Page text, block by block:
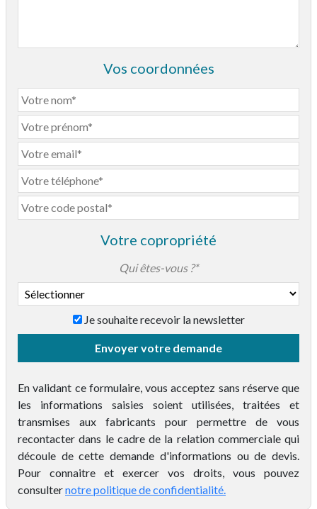
Vos coordonnées
Votre copropriété
Qui êtes-vous ?*
Taille de la copropriété*
Je souhaite recevoir la newsletter
Envoyer votre demande
En validant ce formulaire, vous acceptez sans réserve que
les informations saisies soient utilisées, traitées et
transmises aux fabricants pour permettre de vous
recontacter dans le cadre de la relation commerciale qui
découle de cette demande d'informations ou de devis.
Pour connaitre et exercer vos droits, vous pouvez
consulternotre politique de confidentialité.